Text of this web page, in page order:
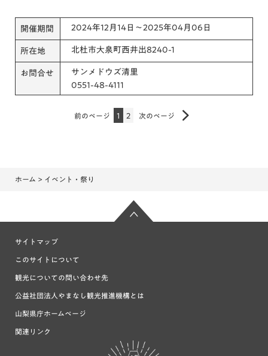
開催期間 2024年12月14日～2025年04月06日
所在地 北杜市大泉町西井出8240-1
お問合せ
サンメドウズ清里
0551-48-4111
前のページ 1 2 次のページ
ホーム > イベント・祭り
サイトマップ
このサイトについて
観光についての問い合わせ先
公益社団法人やまなし観光推進機構とは
山梨県庁ホームページ
関連リンク
富士の国や